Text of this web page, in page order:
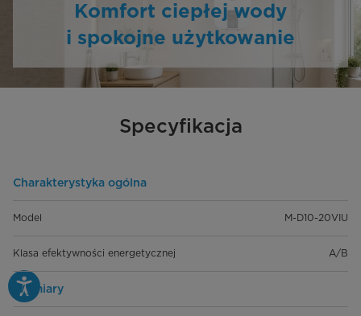
Komfort ciepłej wody
i spokojne użytkowanie
Specyfikacja
Charakterystyka ogólna
Model M-D10-20VIU
Klasa efektywności energetycznej A/B
Wymiary